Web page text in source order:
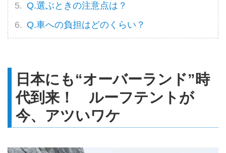
Q.選ぶときの注意点は？
Q.車への負担はどのくらい？
日本にも“オーバーランド”時
代到来！ ルーフテントが
今、アツいワケ